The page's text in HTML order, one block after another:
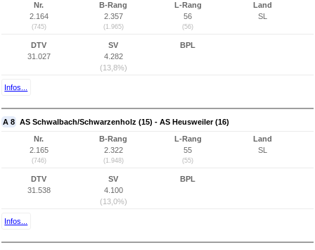
Nr.
2.164
(745)
B-Rang
2.357
(1.965)
L-Rang
56
(56)
Land
SL
DTV
31.027
SV
4.282
(13,8%)
BPL
Infos...
A 8 AS Schwalbach/Schwarzenholz (15) - AS Heusweiler (16)
Nr.
2.165
(746)
B-Rang
2.322
(1.948)
L-Rang
55
(55)
Land
SL
DTV
31.538
SV
4.100
(13,0%)
BPL
Infos...